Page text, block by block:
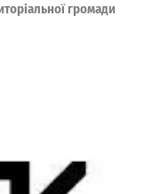
громади